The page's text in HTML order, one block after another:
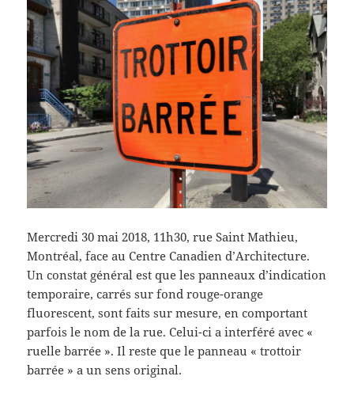
Mercredi 30 mai 2018, 11h30, rue Saint Mathieu,
Montréal, face au Centre Canadien d’Architecture.
Un constat général est que les panneaux d’indication
temporaire, carrés sur fond rouge-orange
fluorescent, sont faits sur mesure, en comportant
parfois le nom de la rue. Celui-ci a interféré avec «
ruelle barrée ». Il reste que le panneau « trottoir
barrée » a un sens original.